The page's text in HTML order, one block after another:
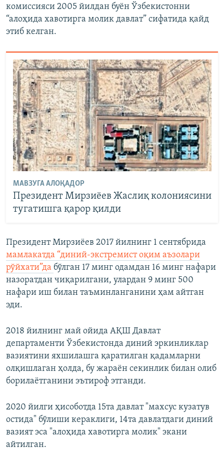
комиссияси 2005 йилдан буён Ўзбекистонни
“алоҳида хавотирга молик давлат” сифатида қайд
этиб келган.
МАВЗУГА АЛОҚАДОР
Президент Мирзиёев Жаслиқ колониясини
тугатишга қарор қилди
Президент Мирзиёев 2017 йилнинг 1 сентябрида
мамлакатда “диний-экстремист оқим аъзолари
рўйхати”да бўлган 17 минг одамдан 16 минг нафари
назоратдан чиқарилгани, улардан 9 минг 500
нафари иш билан таъминланганини ҳам айтган
эди.
2018 йилнинг май ойида АҚШ Давлат
департаменти Ўзбекистонда диний эркинликлар
вазиятини яхшилашга қаратилган қадамларни
олқишлаган ҳолда, бу жараён секинлик билан олиб
борилаётганини эътироф этганди.
2020 йилги ҳисоботда 15та давлат "махсус кузатув
остида" бўлиши кераклиги, 14та давлатдаги диний
вазият эса "алоҳида хавотирга молик" экани
айтилган.